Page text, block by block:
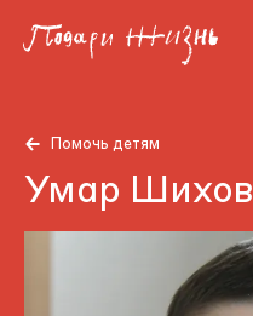
Помочь детям
Умар Шихов